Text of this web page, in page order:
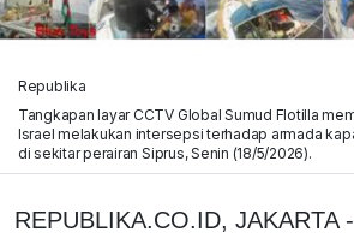
Republika
Tangkapan layar CCTV Global Sumud Flotilla
Israel melakukan intersepsi terhadap armada
di sekitar perairan Siprus, Senin (18/5/2026).
REPUBLIKA.CO.ID, JAKARTA